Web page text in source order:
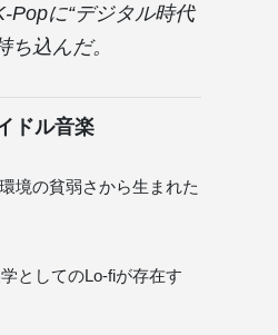
Popに“デジタル時代
ち込んだ。
ドル音楽
境の貧弱さから生まれた
としてのLo-fiが存在す